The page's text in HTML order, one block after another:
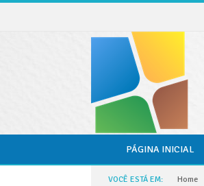
PÁGINA INICIAL
VOCÊ ESTÁ EM: Home